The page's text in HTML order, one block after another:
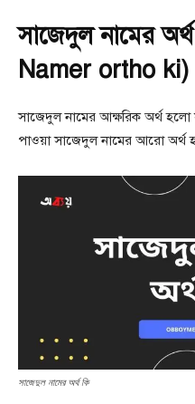
সাজেদুল নামের
Namer ortho ki)
সাজেদুল নামের আক্ষরিক অর্থ হলো
পাওয়া সাজেদুল নামের আরো অর্থ
সাজেদুল নামের অর্থ কি